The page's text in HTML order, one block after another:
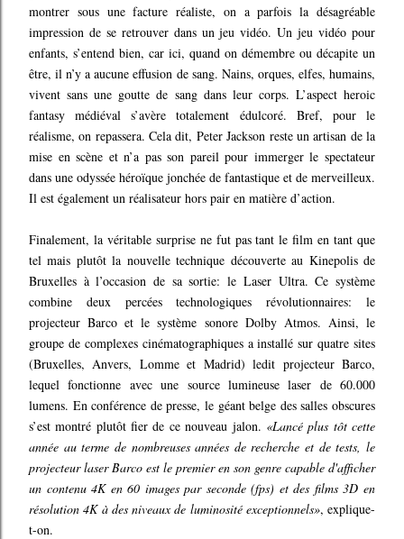
montrer sous une facture réaliste, on a parfois la désagréable
impression de se retrouver dans un jeu vidéo. Un jeu vidéo pour
enfants, s’entend bien, car ici, quand on démembre ou décapite un
être, il n’y a aucune effusion de sang. Nains, orques, elfes, humains,
vivent sans une goutte de sang dans leur corps. L’aspect heroic
fantasy médiéval s’avère totalement édulcoré. Bref, pour le
réalisme, on repassera. Cela dit, Peter Jackson reste un artisan de la
mise en scène et n’a pas son pareil pour immerger le spectateur
dans une odyssée héroïque jonchée de fantastique et de merveilleux.
Il est également un réalisateur hors pair en matière d’action.
Finalement, la véritable surprise ne fut pas tant le film en tant que
tel mais plutôt la nouvelle technique découverte au Kinepolis de
Bruxelles à l’occasion de sa sortie: le Laser Ultra. Ce système
combine deux percées technologiques révolutionnaires: le
projecteur Barco et le système sonore Dolby Atmos. Ainsi, le
groupe de complexes cinématographiques a installé sur quatre sites
(Bruxelles, Anvers, Lomme et Madrid) ledit projecteur Barco,
lequel fonctionne avec une source lumineuse laser de 60.000
lumens. En conférence de presse, le géant belge des salles obscures
s’est montré plutôt fier de ce nouveau jalon. «Lancé plus tôt cette
année au terme de nombreuses années de recherche et de tests, le
projecteur laser Barco est le premier en son genre capable d'afficher
un contenu 4K en 60 images par seconde (fps) et des films 3D en
résolution 4K à des niveaux de luminosité exceptionnels», explique-
t-on.